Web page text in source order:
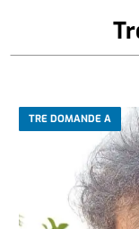
TRE DOMANDE A